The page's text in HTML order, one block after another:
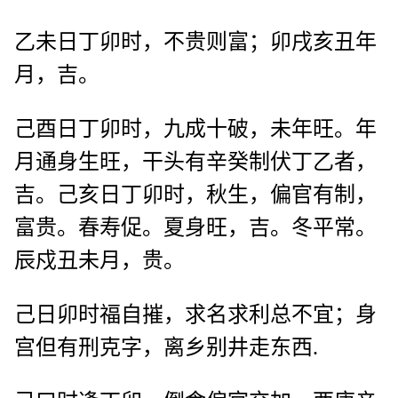
乙未日丁卯时，不贵则富；卯戌亥丑年
月，吉。
己酉日丁卯时，九成十破，未年旺。年
月通身生旺，干头有辛癸制伏丁乙者，
吉。己亥日丁卯时，秋生，偏官有制，
富贵。春寿促。夏身旺，吉。冬平常。
辰戍丑未月，贵。
己日卯时福自摧，求名求利总不宜；身
宫但有刑克字，离乡别井走东西.